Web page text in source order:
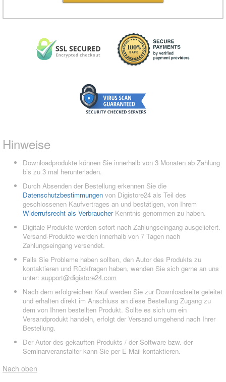
Hinweise
Downloadprodukte können Sie innerhalb von 3 Monaten ab Zahlung
bis zu 3 mal herunterladen.
Durch Absenden der Bestellung erkennen Sie die
Datenschutzbestimmungen von Digistore24 als Teil des
geschlossenen Kaufvertrages an und bestätigen, von Ihrem
Widerrufsrecht als VerbraucherKenntnis genommen zu haben.
Digitale Produkte werden sofort nach Zahlungseingang ausgeliefert.
Versand-Produkte werden innerhalb von 7 Tagen nach
Zahlungseingang versendet.
Falls Sie Probleme haben sollten, den Autor des Produkts zu
kontaktieren und Rückfragen haben, wenden Sie sich gerne an uns
unter: support@digistore24.com
Nach dem erfolgreichen Kauf werden Sie zur Downloadseite geleitet
und erhalten direkt im Anschluss an diese Bestellung Zugang zu
dem von Ihnen bestellten Produkt. Sollte es sich um ein
Versandprodukt handeln, erfolgt der Versand umgehend nach Ihrer
Bestellung.
Der Autor des gekauften Produkts / der Software bzw. der
Seminarveranstalter kann Sie per E-Mail kontaktieren.
Nach oben